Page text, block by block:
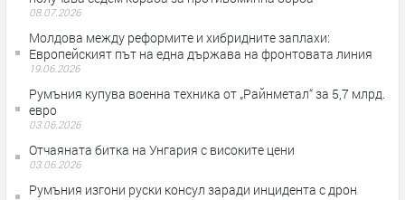
08.07.2026
Молдова между реформите и хибридните заплахи:
Европейският път на една държава на фронтовата линия
19.06.2026
Румъния купува военна техника от „Райнметал“ за 5,7 млрд.
евро
03.06.2026
Отчаяната битка на Унгария с високите цени
03.06.2026
Румъния изгони руски консул заради инцидента с дрон